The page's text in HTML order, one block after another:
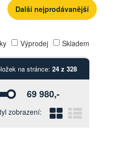
Další nejprodávanější
Výprodej Skladem
na stránce: 24 z 328
Vyberte69 980,-
zobrazení: BlokovýŘádkový